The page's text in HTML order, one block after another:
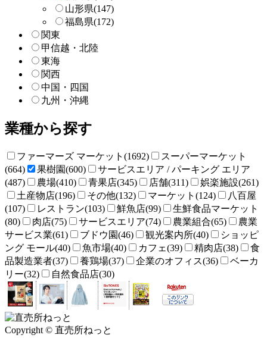
山形県(147)
福島県(172)
関東
甲信越・北陸
東海
関西
中国・四国
九州・沖縄
業種から探す
ファーマーズ マーケット(1692)
スーパーマーケット
(664)
果樹園(600)
サービスエリア / パーキング エリア
(487)
農場(410) 青果店(345) 店舗(311)
娯楽施設(261)
土産物店(196)
その他(132) マーケット(124)
八百屋
(107)
レストラン(103) 鮮魚店(99)
生鮮食品マーケット
(80)
肉店(75) サービスエリア(74) 農業組合(65)
農業
サービス業(61)
ブドウ園(46) 観光案内所(40)
ショッピ
ング モール(40)
魚市場(40) カフェ(39) 精肉店(38)
食
品製造業者(37)
養鶏場(37) 企業のオフィス(36)
ベーカ
リー(32)
自然食品店(30)
Copyright © 直売所ねっと